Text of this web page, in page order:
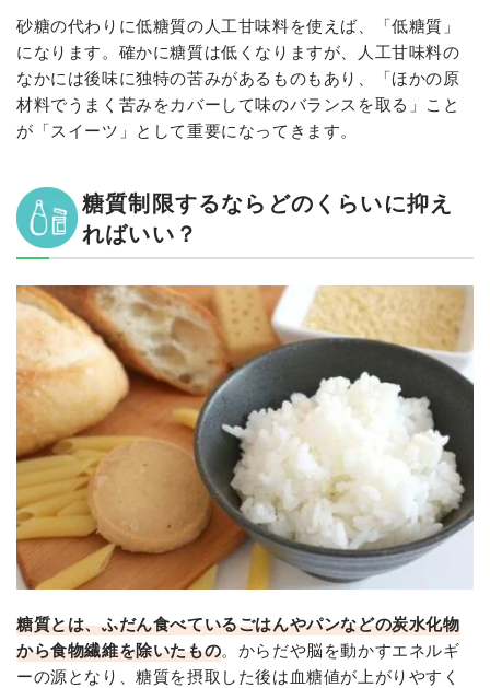
砂糖の代わりに低糖質の人工甘味料を使えば、「低糖質」
になります。確かに糖質は低くなりますが、人工甘味料の
なかには後味に独特の苦みがあるものもあり、「ほかの原
材料でうまく苦みをカバーして味のバランスを取る」こと
が「スイーツ」として重要になってきます。
糖質制限するならどのくらいに抑え
ればいい？
糖質とは、ふだん食べているごはんやパンなどの炭水化物
から食物繊維を除いたもの。からだや脳を動かすエネルギ
ーの源となり、糖質を摂取した後は血糖値が上がりやすく